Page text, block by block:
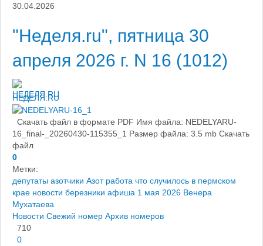
30.04.2026
"Неделя.ru", пятница 30
апреля 2026 г. N 16 (1012)
НЕДЕЛЯ.RU
Скачать файл в формате PDF Имя файла: NEDELYARU-
16_final-_20260430-115355_1 Размер файла: 3.5 mb Скачать
файл ​
0
Метки:
депутаты азотчики Азот работа что случилось в пермском
крае новости березники афиша 1 мая 2026 Венера
Мухатаева
Новости Свежий номер Архив номеров
710
0